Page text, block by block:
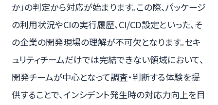
か」の判定から対応が始まります。この際、パッケージ
の利用状況やCIの実行履歴、CI/CD設定といった、そ
の企業の開発現場の理解が不可欠となります。セキ
ュリティチームだけでは完結できない領域において、
開発チームが中心となって調査・判断する体験を提
供することで、インシデント発生時の対応力向上を目